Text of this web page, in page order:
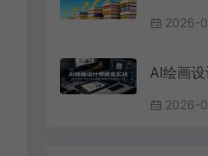
2026-
2026-